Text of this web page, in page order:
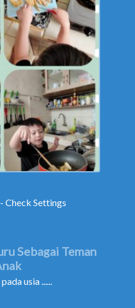
Check Settings
Sebagai Teman
usia ......